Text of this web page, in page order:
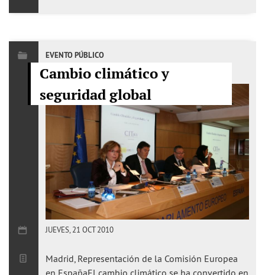
EVENTO PÚBLICO
Cambio climático y
seguridad global
JUEVES, 21 OCT 2010
Madrid, Representación de la Comisión Europea
en EspañaEl cambio climático se ha convertido en